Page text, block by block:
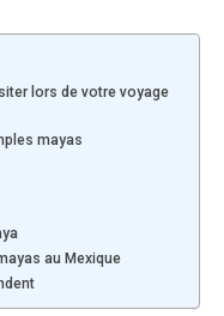
lors de votre voyage
mayas
au Mexique